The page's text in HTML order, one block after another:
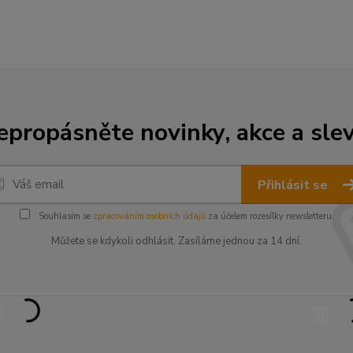
novinky, akce a
Přihlásit se
Souhlasím se zpracováním osobních údajůza účelem rozesílky newsletteru.
Můžete se kdykoli odhlásit. Zasíláme jednou za 14 dní.